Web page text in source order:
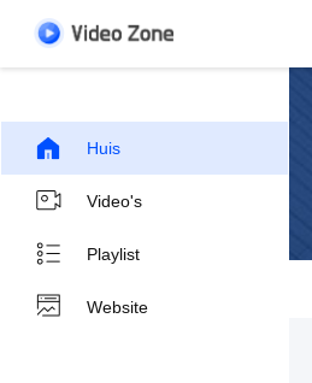
Huis
Video's
Playlist
Website